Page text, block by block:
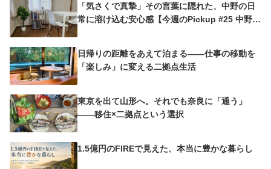
「気さくで真摯」その言葉に隠れた、中野の日
常に溶け込む安心感【今週のPickup #25 中野沼
日帰りの距離をあえて泊まる——仕事の移動を
「楽しみ」に変える二拠点生活
東京を出て山形へ。それでも奈良に「通う」
——移住×二拠点という選択
1.5億円のFIREで見えた、本当に豊かな暮らし